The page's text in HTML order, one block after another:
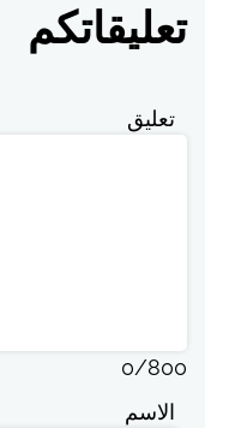
تعليقاتكم
تعليق
0/800
الاسم